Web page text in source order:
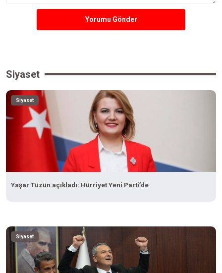
Yorumu Gönder
Siyaset
Siyaset
Yaşar Tüzün açıkladı: Hürriyet Yeni Parti’de
Siyaset